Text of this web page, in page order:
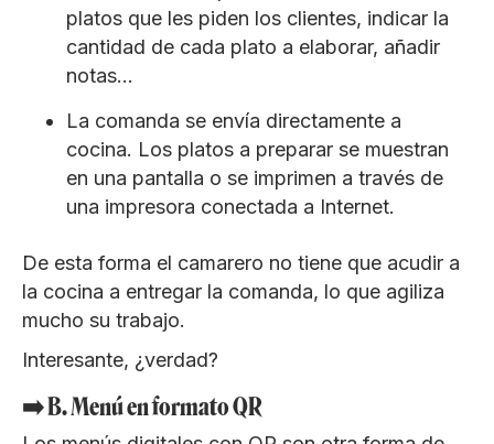
platos que les piden los clientes, indicar la
cantidad de cada plato a elaborar, añadir
notas…
La comanda se envía directamente a
cocina. Los platos a preparar se muestran
en una pantalla o se imprimen a través de
una impresora conectada a Internet.
De esta forma el camarero no tiene que acudir a
la cocina a entregar la comanda, lo que agiliza
mucho su trabajo.
Interesante, ¿verdad?
➡️ B. Menú en formato QR